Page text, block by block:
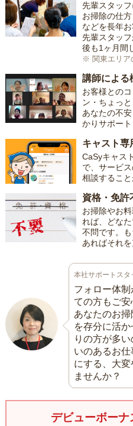
先輩スタッフ
お掃除の仕
などを長年
先輩スタッ
後も1ヶ月間
※ 関東エリア
講師による
お客様との
ン・ちょっ
あなたの不
かりサポート
キャスト専
CaSyキャス
で、サービ
相談すること
資格・免許
お掃除やお
れば、どな
不問です。
あればそれ
本社サポートスタ
フォロー体
ての方もご安
あなたのお
を存分に活
りの方が多
いのあるお
にする、大
ませんか？
デビューボー